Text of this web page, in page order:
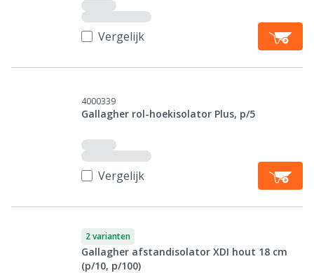
Vergelijk
4000339
Gallagher rol-hoekisolator Plus, p/5
Vergelijk
2 varianten
Gallagher afstandisolator XDI hout 18 cm
(p/10, p/100)